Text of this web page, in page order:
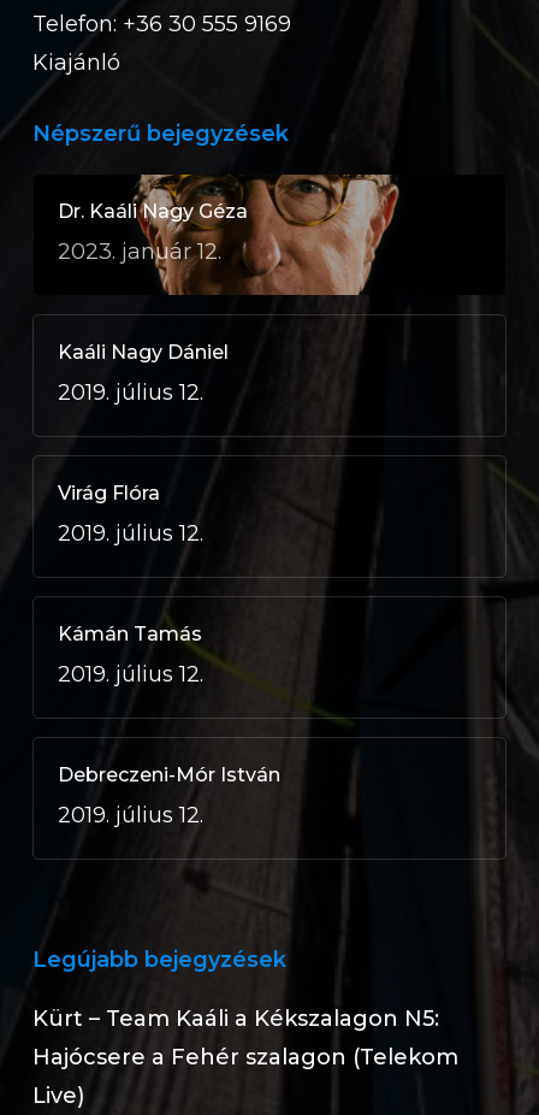
Telefon: +36 30 555 9169
Kiajánló
Népszerű bejegyzések
Dr. Kaáli Nagy Géza
2023. január 12.
Kaáli Nagy Dániel
2019. július 12.
Virág Flóra
2019. július 12.
Kámán Tamás
2019. július 12.
Debreczeni-Mór István
2019. július 12.
Legújabb bejegyzések
Kürt – Team Kaáli a Kékszalagon N5:
Hajócsere a Fehér szalagon (Telekom
Live)